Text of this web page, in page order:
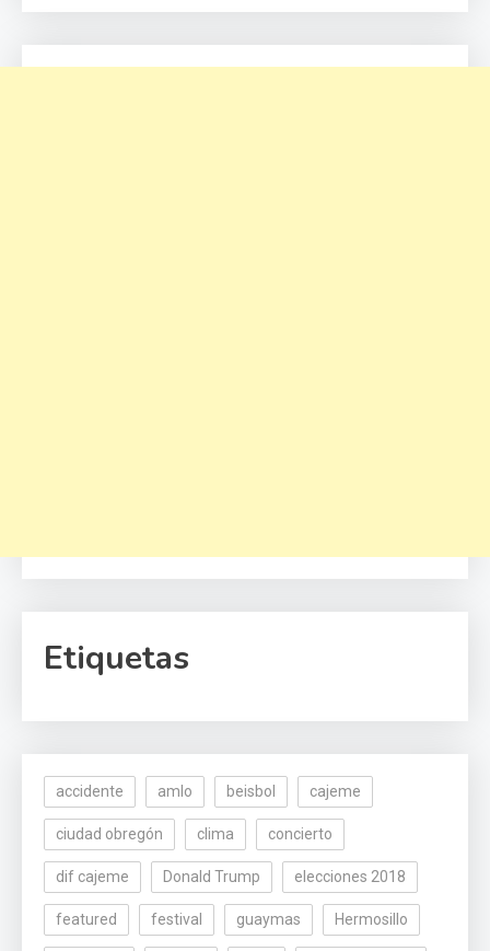
Etiquetas
accidente amlo beisbol cajeme
ciudad obregón clima concierto
dif cajeme Donald Trump elecciones 2018
featured festival guaymas Hermosillo